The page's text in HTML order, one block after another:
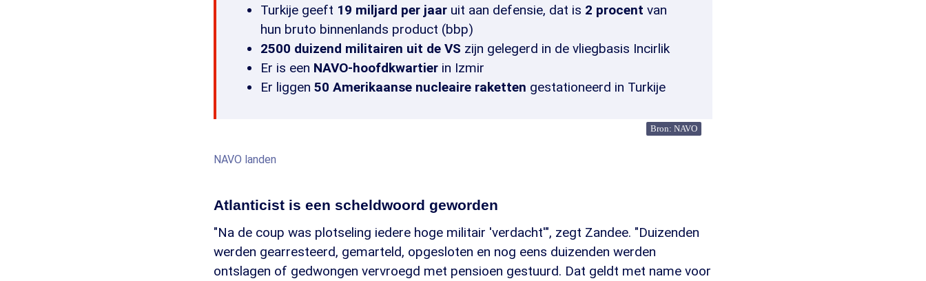
Turkije geeft 19 miljard per jaar uit aan defensie, dat is 2 procent van
hun bruto binnenlands product (bbp)
2500 duizend militairen uit de VS zijn gelegerd in de vliegbasis Incirlik
Er is een NAVO-hoofdkwartier in Izmir
Er liggen 50 Amerikaanse nucleaire raketten gestationeerd in Turkije
Bron: NAVO
NAVO landen
Atlanticist is een scheldwoord geworden
"Na de coup was plotseling iedere hoge militair 'verdacht'", zegt Zandee. "Duizenden
werden gearresteerd, gemarteld, opgesloten en nog eens duizenden werden
ontslagen of gedwongen vervroegd met pensioen gestuurd. Dat geldt met name voor